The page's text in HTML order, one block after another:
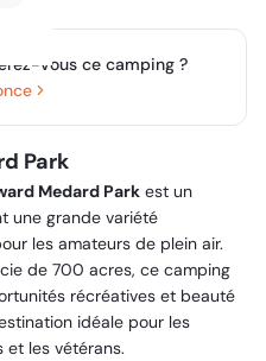
vous ce camping ?
Park
Medard Park est un
une grande variété
les amateurs de plein air.
de 700 acres, ce camping
récréatives et beauté
idéale pour les
et les vétérans.